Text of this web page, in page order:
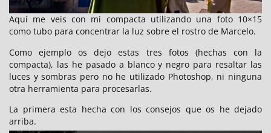
Aquí me veis con mi compacta utilizando una foto 10×15
como tubo para concentrar la luz sobre el rostro de Marcelo.
Como ejemplo os dejo estas tres fotos (hechas con la
compacta), las he pasado a blanco y negro para resaltar las
luces y sombras pero no he utilizado Photoshop, ni ninguna
otra herramienta para procesarlas.
La primera esta hecha con los consejos que os he dejado
arriba.